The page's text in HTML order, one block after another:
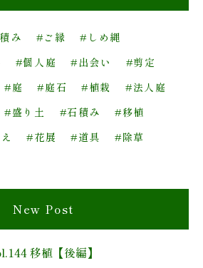
み #ご縁
#しめ縄
#個人庭 #出会い
#剪定
#庭 #庭石 #植栽
#法人庭
#盛り土 #石積み
#移植
#花展 #道具
#除草
New Post
移植【後編】